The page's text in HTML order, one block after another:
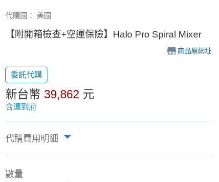
代購國： 美國
【附開箱檢查+空運保險】Halo Pro Spiral Mixer
商品原網址
委託代購
新台幣 39,862 元
含運到府
代購費用明細
數量